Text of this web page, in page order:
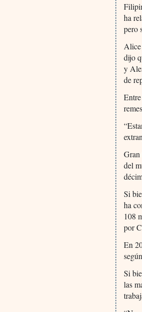
ha
pero
Alice
dijo
y
de
Gran
del
Si
ha
108
por
En
Si
las